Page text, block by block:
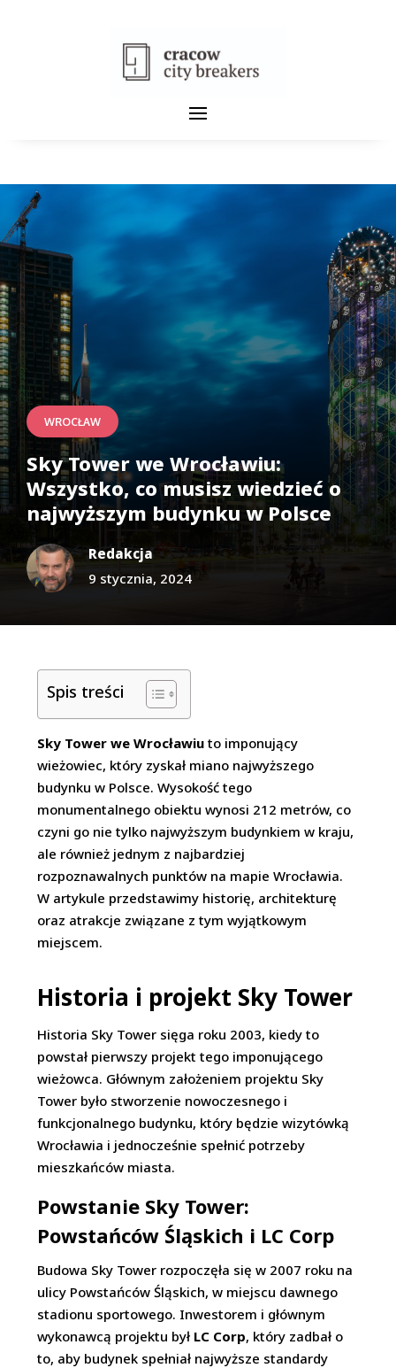
WROCŁAW
Sky Tower we Wrocławiu:
Wszystko, co musisz wiedzieć o
najwyższym budynku w Polsce
Redakcja
9 stycznia, 2024
Spis treści
Sky Tower we Wrocławiu to imponujący
wieżowiec, który zyskał miano najwyższego
budynku w Polsce. Wysokość tego
monumentalnego obiektu wynosi 212 metrów, co
czyni go nie tylko najwyższym budynkiem w kraju,
ale również jednym z najbardziej
rozpoznawalnych punktów na mapie Wrocławia.
W artykule przedstawimy historię, architekturę
oraz atrakcje związane z tym wyjątkowym
miejscem.
Historia i projekt Sky Tower
Historia Sky Tower sięga roku 2003, kiedy to
powstał pierwszy projekt tego imponującego
wieżowca. Głównym założeniem projektu Sky
Tower było stworzenie nowoczesnego i
funkcjonalnego budynku, który będzie wizytówką
Wrocławia i jednocześnie spełnić potrzeby
mieszkańców miasta.
Powstanie Sky Tower:
Powstańców Śląskich i LC Corp
Budowa Sky Tower rozpoczęła się w 2007 roku na
ulicy Powstańców Śląskich, w miejscu dawnego
stadionu sportowego. Inwestorem i głównym
wykonawcą projektu był LC Corp, który zadbał o
to, aby budynek spełniał najwyższe standardy